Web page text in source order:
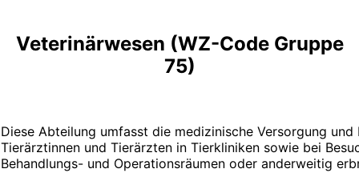
Veterinärwesen (WZ-Code Gruppe
75)
Diese Abteilung umfasst die medizinische Versorgung
Tierärztinnen und Tierärzten in Tierkliniken sowie bei
Behandlungs- und Operationsräumen oder anderweitig